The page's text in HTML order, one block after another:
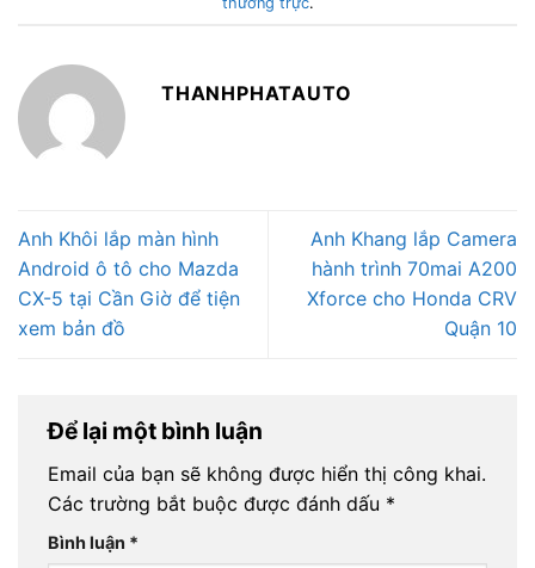
THANHPHATAUTO
Anh Khôi lắp màn hình
Android ô tô cho Mazda
CX-5 tại Cần Giờ để tiện
xem bản đồ
Anh Khang lắp Camera
hành trình 70mai A200
Xforce cho Honda CRV
Quận 10
Để lại một bình luận
Email của bạn sẽ không được hiển thị công khai.
Các trường bắt buộc được đánh dấu *
Bình luận *